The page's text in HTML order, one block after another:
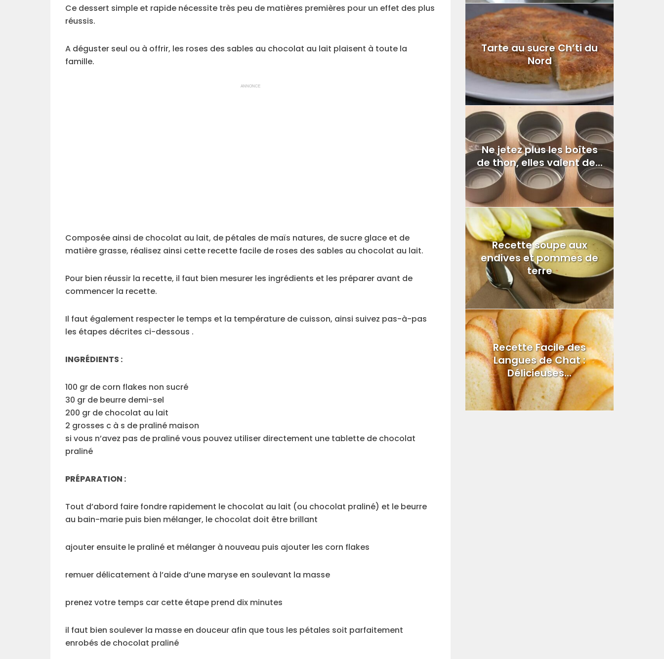
Ce dessert simple et rapide nécessite très peu de matières premières pour un effet des plus
réussis.
A déguster seul ou à offrir, les roses des sables au chocolat au lait plaisent à toute la
famille.
ANNONCE
Composée ainsi de chocolat au lait, de pétales de maïs natures, de sucre glace et de
matière grasse, réalisez ainsi cette recette facile de roses des sables au chocolat au lait.
Pour bien réussir la recette, il faut bien mesurer les ingrédients et les préparer avant de
commencer la recette.
Il faut également respecter le temps et la température de cuisson, ainsi suivez pas-à-pas
les étapes décrites ci-dessous .
INGRÉDIENTS :
100 gr de corn flakes non sucré
30 gr de beurre demi-sel
200 gr de chocolat au lait
2 grosses c à s de praliné maison
si vous n’avez pas de praliné vous pouvez utiliser directement une tablette de chocolat
praliné
PRÉPARATION :
Tout d’abord faire fondre rapidement le chocolat au lait (ou chocolat praliné) et le beurre
au bain-marie puis bien mélanger, le chocolat doit être brillant
ajouter ensuite le praliné et mélanger à nouveau puis ajouter les corn flakes
remuer délicatement à l’aide d’une maryse en soulevant la masse
prenez votre temps car cette étape prend dix minutes
il faut bien soulever la masse en douceur afin que tous les pétales soit parfaitement
enrobés de chocolat praliné
Tarte au sucre Ch’ti du
Nord
Ne jetez plus les boîtes
de thon, elles valent de...
Recette soupe aux
endives et pommes de
terre
Recette Facile des
Langues de Chat :
Délicieuses...